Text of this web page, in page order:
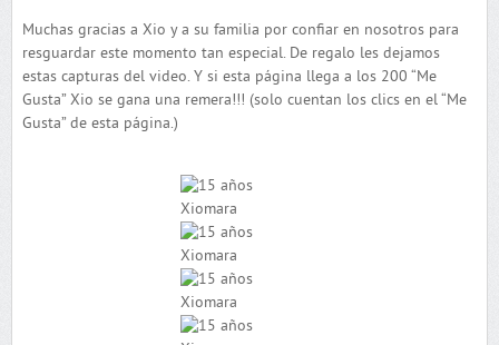
Muchas gracias a Xio y a su familia por confiar en nosotros para
resguardar este momento tan especial. De regalo les dejamos
estas capturas del video. Y si esta página llega a los 200 “Me
Gusta” Xio se gana una remera!!! (solo cuentan los clics en el “Me
Gusta” de esta página.)